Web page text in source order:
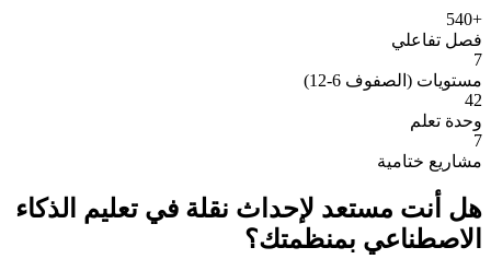
+540
فصل تفاعلي
7
مستويات (الصفوف 6-12)
42
وحدة تعلم
7
مشاريع ختامية
هل أنت مستعد لإحداث نقلة في تعليم الذكاء
الاصطناعي بمنظمتك؟